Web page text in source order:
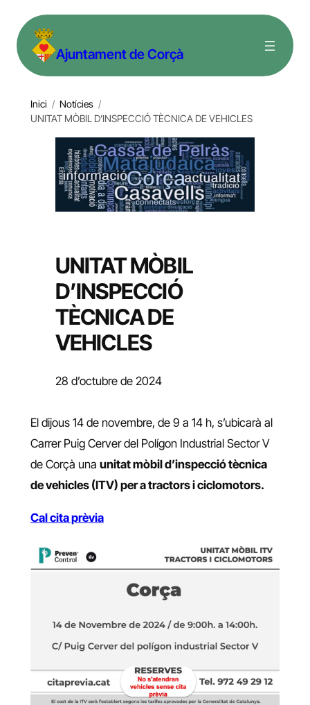
contingut Ajuntament de Corçà
Inici / Notícies /
UNITAT MÒBIL D’INSPECCIÓ TÈCNICA DE VEHICLES
UNITAT MÒBIL
D’INSPECCIÓ
TÈCNICA DE
VEHICLES
28 d’octubre de 2024
El dijous 14 de novembre, de 9 a 14 h, s’ubicarà al
Carrer Puig Cerver del Polígon Industrial Sector V
de Corçà una unitat mòbil d’inspecció tècnica
de vehicles (ITV) per a tractors i ciclomotors.
Cal cita prèvia